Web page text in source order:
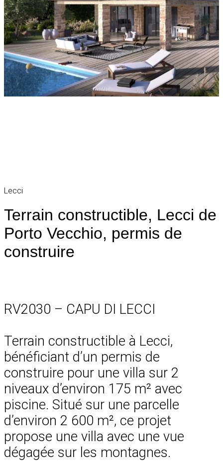
Lecci
Terrain constructible, Lecci de
Porto Vecchio, permis de
construire
RV2030 – CAPU DI LECCI
Terrain constructible à Lecci,
bénéficiant d’un permis de
construire pour une villa sur 2
niveaux d’environ 175 m² avec
piscine. Situé sur une parcelle
d’environ 2 600 m², ce projet
propose une villa avec une vue
dégagée sur les montagnes.